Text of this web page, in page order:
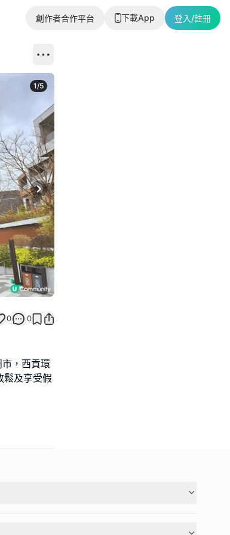
創作者合作平台 下載App 登入/註冊
Next slide
1/5
0 0
，西貢環
鬆及享受假